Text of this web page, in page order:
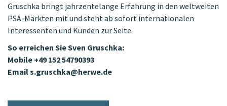
Gruschka bringt jahrzentelange Erfahrung in den weltweiten
PSA-Märkten mit und steht ab sofort internationalen
Interessenten und Kunden zur Seite.
So erreichen Sie Sven Gruschka:
Mobile +49 152 54790393
Email s.gruschka@herwe.de